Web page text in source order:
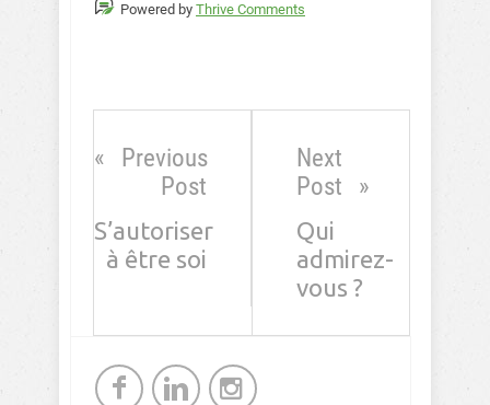
Powered by Thrive Comments
Previous
Post
S’autoriser
à être soi
Next
Post
Qui
admirez-
vous ?